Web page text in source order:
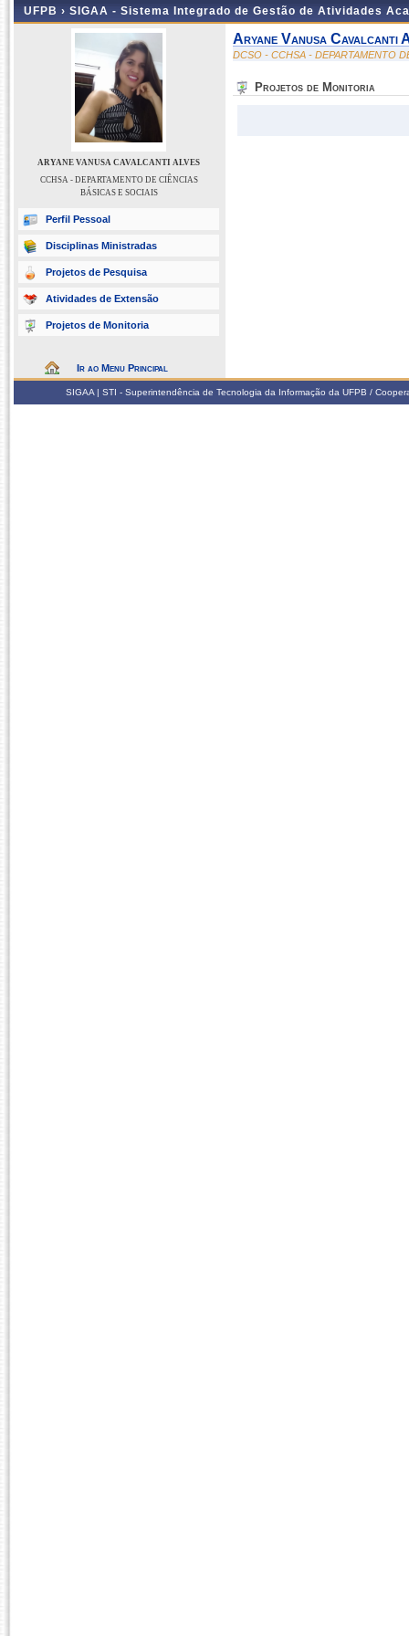
UFPB › SIGAA - Sistema Integrado de Gestão de Atividades
ARYANE VANUSA CAVALCANTI ALVES
CCHSA - DEPARTAMENTO DE CIÊNCIAS
BÁSICAS E SOCIAIS
Perfil Pessoal
Disciplinas Ministradas
Projetos de Pesquisa
Atividades de Extensão
Projetos de Monitoria
Ir ao Menu Principal
Aryane Vanusa Cavalcanti
DCSO - CCHSA - DEPARTAMENTO
Projetos de Monitoria
SIGAA | STI - Superintendência de Tecnologia da Informação da UFPB /